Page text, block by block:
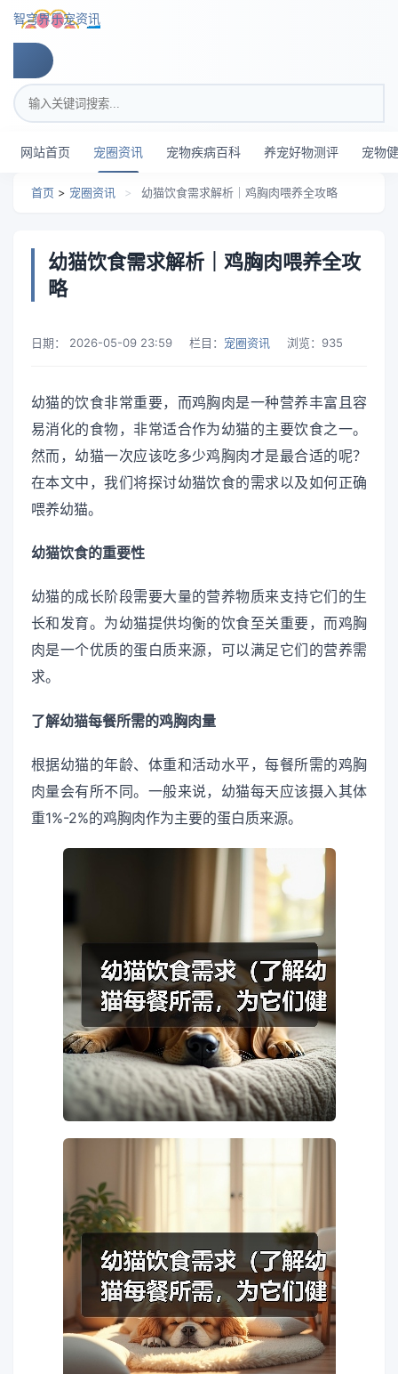
跳转到主要内容
智穹界乐宠资讯
搜索关键词
网站首页 宠圈资讯 宠物疾病百科 养宠好物测评 宠物
首页 > 宠圈资讯 > 幼猫饮食需求解析｜鸡胸肉喂养全攻略
幼猫饮食需求解析｜鸡胸肉喂养全攻
略
日期： 2026-05-09 23:59 栏目： 宠圈资讯 浏览： 935
幼猫的饮食非常重要，而鸡胸肉是一种营养丰富且容
易消化的食物，非常适合作为幼猫的主要饮食之一。
然而，幼猫一次应该吃多少鸡胸肉才是最合适的呢？
在本文中，我们将探讨幼猫饮食的需求以及如何正确
喂养幼猫。
幼猫饮食的重要性
幼猫的成长阶段需要大量的营养物质来支持它们的生
长和发育。为幼猫提供均衡的饮食至关重要，而鸡胸
肉是一个优质的蛋白质来源，可以满足它们的营养需
求。
了解幼猫每餐所需的鸡胸肉量
根据幼猫的年龄、体重和活动水平，每餐所需的鸡胸
肉量会有所不同。一般来说，幼猫每天应该摄入其体
重1%-2%的鸡胸肉作为主要的蛋白质来源。